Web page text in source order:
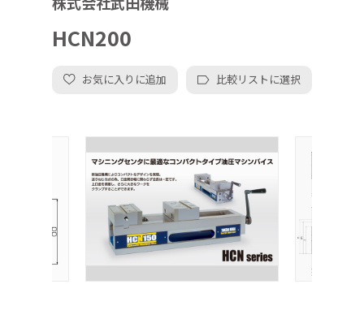
HCN200
お気に入りに追加 比較リストに選択